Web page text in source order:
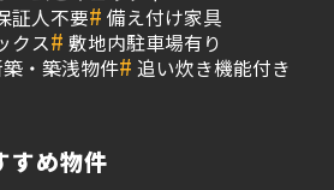
証人不要# 備え付け家具
クス# 敷地内駐車場有り
・築浅物件# 追い炊き機能付き
すめ物件